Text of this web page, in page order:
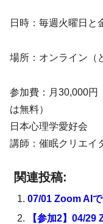
日時：毎週火曜日と
場所：オンライン（
参加費：月30,000円
は無料）
日本心理学愛好会
講師：催眠クリエイ
関連投稿:
07/01 Zoom AI
【参加2】04/